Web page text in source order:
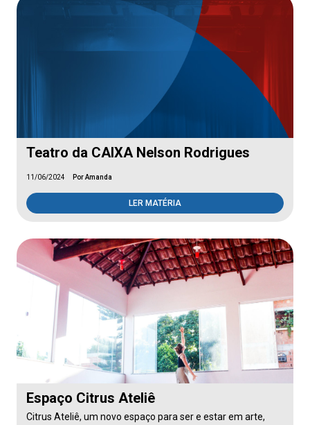
Teatro da CAIXA Nelson Rodrigues
11/06/2024 Por Amanda
LER MATÉRIA
Espaço Citrus Ateliê
Citrus Ateliê, um novo espaço para ser e estar em arte,